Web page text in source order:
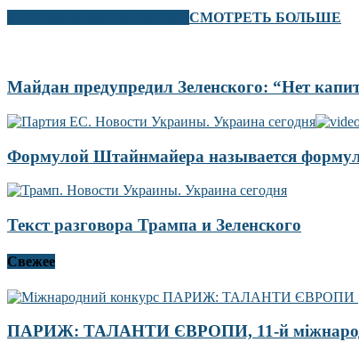
СМОТРЕТЬ БОЛЬШЕ
Майдан предупредил Зеленского: “Нет
Формулой Штайнмайера называется
Текст разговора Трампа и Зеленского
Свежее
ПАРИЖ: ТАЛАНТИ ЄВРОПИ, 11-й